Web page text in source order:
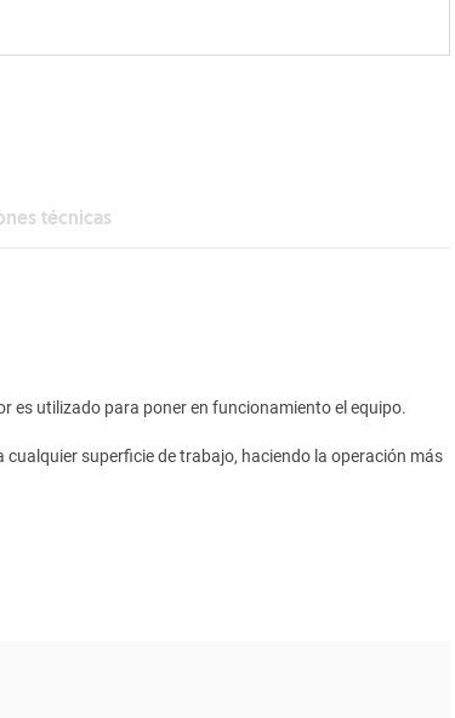
técnicas
es utilizado para poner en funcionamiento el equipo.
superficie de trabajo, haciendo la operación más